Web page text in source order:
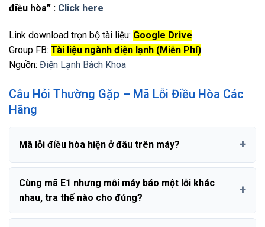
điều hòa” : Click here
Link download trọn bộ tài liệu: Google Drive
Group FB: Tài liệu ngành điện lạnh (Miễn Phí)
Nguồn: Điện Lạnh Bách Khoa
Câu Hỏi Thường Gặp – Mã Lỗi Điều Hòa Các
Hãng
Mã lỗi điều hòa hiện ở đâu trên máy?
Cùng mã E1 nhưng mỗi máy báo một lỗi khác
nhau, tra thế nào cho đúng?